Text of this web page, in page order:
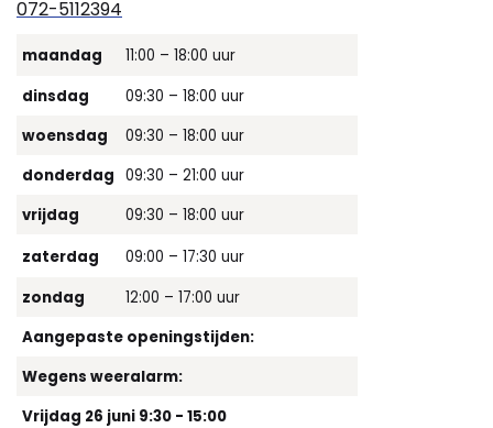
072-5112394
maandag
11:00 – 18:00 uur
dinsdag
09:30 – 18:00 uur
woensdag
09:30 – 18:00 uur
donderdag 09:30 – 21:00 uur
vrijdag
09:30 – 18:00 uur
zaterdag
09:00 – 17:30 uur
zondag
12:00 – 17:00 uur
Aangepaste openingstijden:
Wegens weeralarm:
Vrijdag 26 juni 9:30 - 15:00